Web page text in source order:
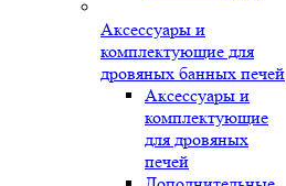
Аксессуары и
комплектующие для
дровяных банных печей
Аксессуары и
комплектующие
для дровяных
печей